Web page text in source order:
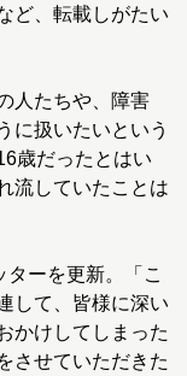
ど、転載しがたい
人たちや、障害
に扱いたいという
歳だったとはい
流していたことは
ーを更新。「こ
して、皆様に深い
かけしてしまった
させていただきた